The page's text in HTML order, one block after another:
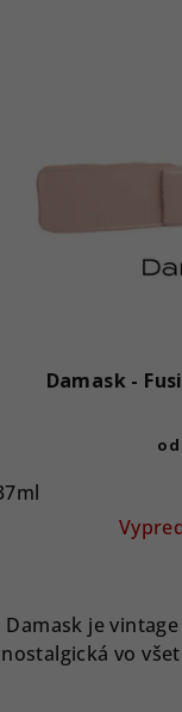
Damask -
od
Damask je
nostalgická vo